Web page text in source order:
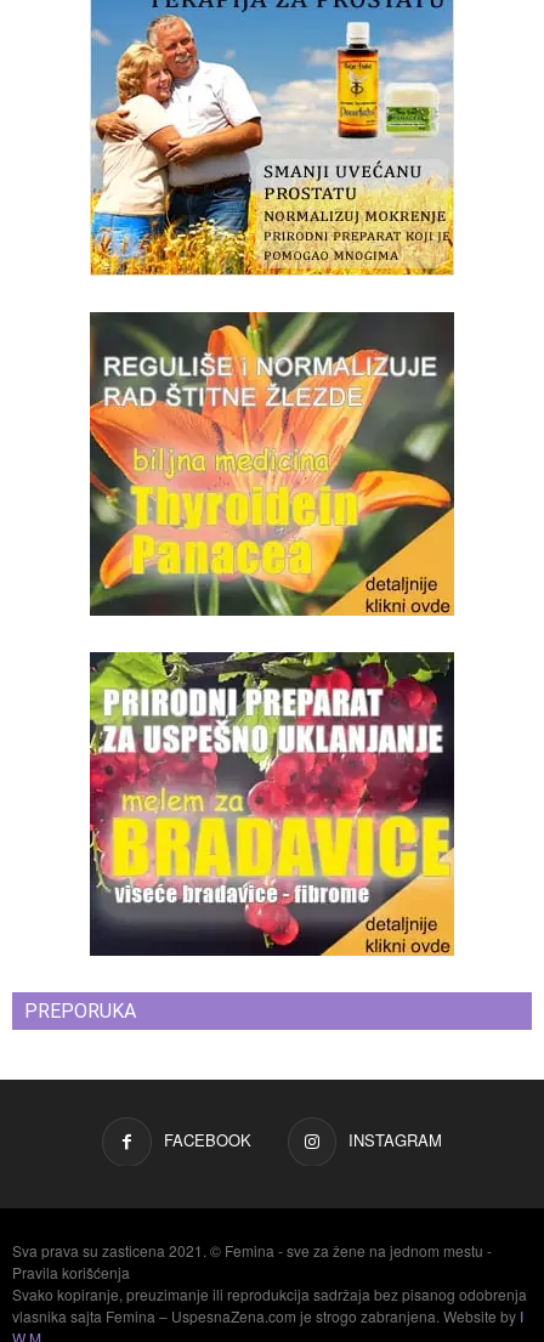
PREPORUKA
FACEBOOK INSTAGRAM
Sva prava su zasticena 2021. © Femina - sve za žene na jednom mestu -
Pravila korišćenja
Svako kopiranje, preuzimanje ili reprodukcija sadržaja bez pisanog odobrenja
vlasnika sajta Femina – UspesnaZena.com je strogo zabranjena. Website by I
W M